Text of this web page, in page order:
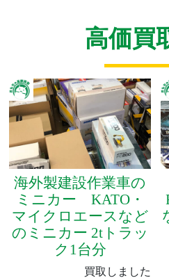
高価買
海外製建設作業車の
ミニカー KATO・
マイクロエースなど
のミニカー 2tトラッ
ク1台分
買取しました